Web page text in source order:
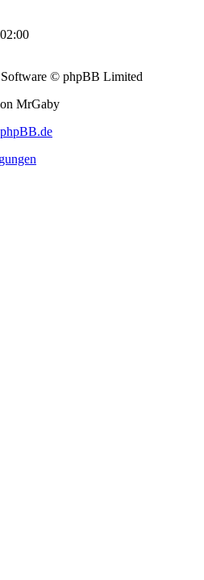
© phpBB Limited
MrGaby
phpBB.de